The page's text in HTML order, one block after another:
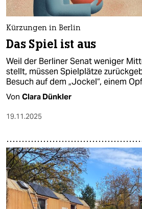
Kürzungen in Berlin
Das Spiel ist aus
Weil der Berliner Senat weniger
stellt, müssen Spielplätze
Besuch auf dem „Jockel“, einem
Von Clara Dünkler
19.11.2025